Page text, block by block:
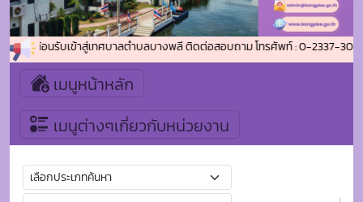
ยินดีต้อนรับเข้าสู่เทศบาลตำบลบางพลี ติดต่อสอบถาม โทรศัพท์ : 0-2337-3086
เมนูหน้าหลัก
เมนูต่างๆเกี่ยวกับหน่วยงาน